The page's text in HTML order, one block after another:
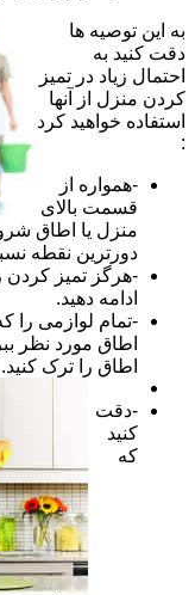
به این توصیه ها
دقت کنید به
احتمال زیاد در تمیز
کردن منزل از آنها
استفاده خواهید کرد
:
-همواره از
قسمت بالای
منزل یا اطاق
دورترین نقطه
-هرگز تمیز کردن
ادامه دهید.
-تمام لوازمی را
اطاق مورد نظر
اطاق را ترک کنید.
-دقت
کنید
که